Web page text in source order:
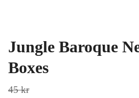
Jungle Baroque
Boxes
45 kr